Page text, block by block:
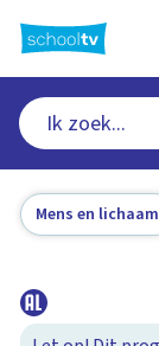
naar
hoofdinhoud
Mens en lichaam